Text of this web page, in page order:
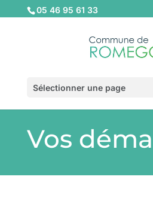
05 46 95 61 33
Sélectionner une page
Vos